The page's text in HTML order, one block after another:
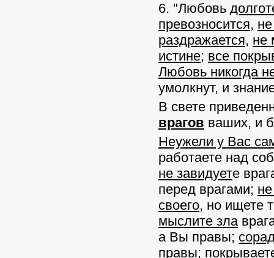
6. "Любовь
превозносится,
раздражается, не
истине; все
Любовь никогда
умолкнут, и
В свете
врагов ваших, и
Неужели у Вас
работаете над
не завидуете
перед врагами;
своего, но ищете
мыслите зла
а Вы правы;
правы;